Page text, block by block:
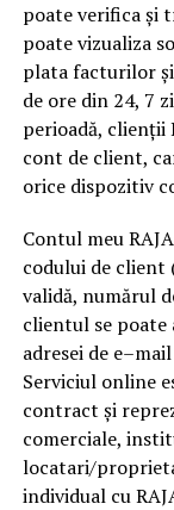
poate verifica și
poate vizualiza
plata facturilor
de ore din 24, 7
perioadă, clienții
cont de client,
orice dispozitiv
Contul meu
codului de client
validă, numărul
clientul se
adresei de
Serviciul online
contract și
comerciale,
locatari/
individual cu